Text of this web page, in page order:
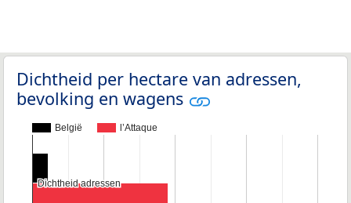
Dichtheid per hectare van adressen,
bevolking en wagens
België l’Attaque
Dichtheid adressen
Dichtheid adressen